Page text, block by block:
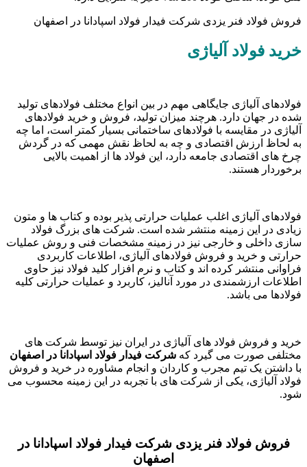
فروش فولاد فنر یزدی شرکت فیدار فولاد اسپادانا در اصفهان
خرید فولاد آلیاژی
فولادهای آلیاژی جایگاهی مهم در بین انواع مختلف فولادهای تولید
شده در جهان دارد. هرچند میزان تولید، فروش و خرید فولادهای
آلیاژی در مقایسه با فولادهای ساختمانی بسیار کمتر است، اما چه
به لحاظ ارزش اقتصادی و چه به لحاظ نقش مهمی که در گردش
چرخ های اقتصادی جامعه دارد، این فولاد ها از اهمیت بالایی
برخوردار هستند.
فولادهای آلیاژی اغلب عملیات حرارتی پذیر بوده و کتاب ها و متون
زیادی در این زمینه منتشر شده است. شرکت های بزرگ فولاد
سازی داخلی و خارجی نیز در زمینه مشخصات فنی و روش عملیات
حرارتی و خرید و فروش فولادهای آلیاژی، اطلاعات کاربردی
فراوانی منتشر کرده اند و کتاب و نرم افزار کلید فولاد نیز حاوی
اطلاعات ارزشمندی در مورد آنالیز، کاربرد و عملیات حرارتی کلیه
فولادها می باشد.
خرید و فروش فولاد های آلیاژی در ایران نیز توسط شرکت های
مختلفی صورت می گیرد که شرکت فیدار فولاد اسپادانا در اصفهان
با داشتن یک تیم مجرب و کاردان و انجام مشاوره در خرید و فروش
فولاد آلیاژی، یکی از شرکت های با تجربه در این زمینه محسوب می
شود.
فروش فولاد فنر یزدی شرکت فیدار فولاد اسپادانا در
اصفهان